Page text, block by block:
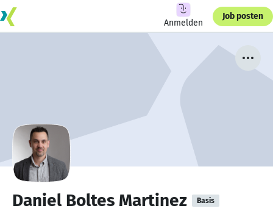
Anmelden
Job posten
Daniel Boltes Martinez Basis